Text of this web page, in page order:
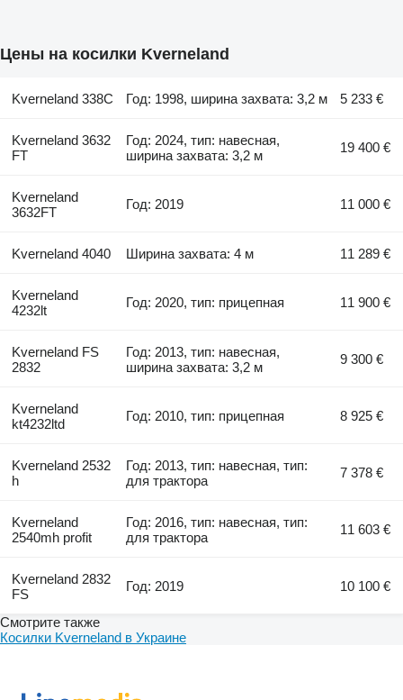
Цены на косилки Kverneland
Kverneland 338C Год: 1998, ширина захвата: 3,2 м 5 233 €
Kverneland 3632
FT
Год: 2024, тип: навесная,
ширина захвата: 3,2 м
19 400 €
Kverneland
3632FT
Год: 2019 11 000 €
Kverneland 4040 Ширина захвата: 4 м 11 289 €
Kverneland
4232lt
Год: 2020, тип: прицепная 11 900 €
Kverneland FS
2832
Год: 2013, тип: навесная,
ширина захвата: 3,2 м
9 300 €
Kverneland
kt4232ltd
Год: 2010, тип: прицепная 8 925 €
Kverneland 2532
h
Год: 2013, тип: навесная, тип:
для трактора
7 378 €
Kverneland
2540mh profit
Год: 2016, тип: навесная, тип:
для трактора
11 603 €
Kverneland 2832
FS
Год: 2019 10 100 €
Смотрите также
Косилки Kverneland в Украине